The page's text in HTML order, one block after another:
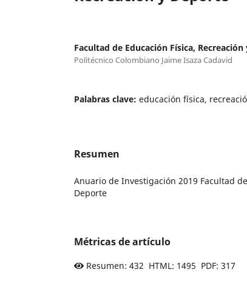
Facultad de Educación Física,
Politécnico Colombiano Jaime Isaza Cadavid
Palabras clave: educación física,
Resumen
Anuario de Investigación 2019 Facultad
Deporte
Métricas de artículo
Resumen: 432 HTML: 1495 PDF: 317